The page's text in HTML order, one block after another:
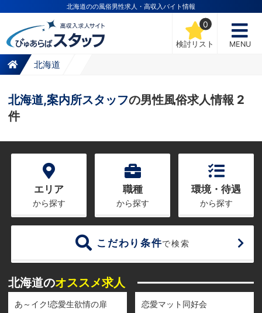
北海道のの風俗男性求人・高収入バイト情報
検討リスト
0
MENU
北海道
北海道,案内所スタッフの男性風俗求人情報 2
件
エリア
から探す
職種
から探す
環境・待遇
から探す
こだわり条件で検索
北海道のオススメ求人
あ～イク!恋愛生欲情の扉 恋愛マット同好会